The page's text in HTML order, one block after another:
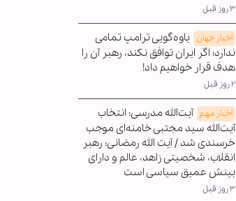
۳ روز قبل
اخبار جهان یاوه‌گویی ترامپ تمامی
ندارد؛ اگر ایران توافق نکند، رهبر آن را
هدف قرار خواهیم داد!
۲ روز قبل
اخبار مهم آیت‌الله مدرسی: انتخاب
آیت‌الله سید مجتبی خامنه‌ای موجب
خرسندی شد / آیت الله رمضانی: رهبر
انقلاب، شخصیتی زاهد، عالم و دارای
بینش عمیق سیاسی است
۳ روز قبل